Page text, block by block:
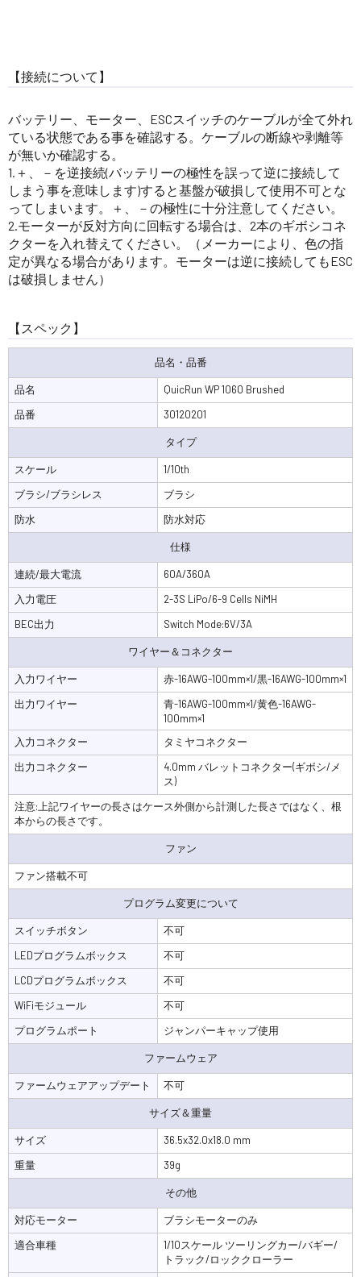
【接続について】
バッテリー、モーター、ESCスイッチのケーブルが全て外れ
ている状態である事を確認する。ケーブルの断線や剥離等
が無いか確認する。
1.＋、－を逆接続(バッテリーの極性を誤って逆に接続して
しまう事を意味します)すると基盤が破損して使用不可とな
ってしまいます。＋、－の極性に十分注意してください。
2.モーターが反対方向に回転する場合は、2本のギボシコネ
クターを入れ替えてください。（メーカーにより、色の指
定が異なる場合があります。モーターは逆に接続してもESC
は破損しません）
【スペック】
品名・品番
品名
QuicRun WP 1060 Brushed
品番
30120201
タイプ
スケール
1/10th
ブラシ/ブラシレス
ブラシ
防水
防水対応
仕様
連続/最大電流
60A/360A
入力電圧
2-3S LiPo/6-9 Cells NiMH
BEC出力
Switch Mode:6V/3A
ワイヤー＆コネクター
入力ワイヤー
赤-16AWG-100mm×1/黒-16AWG-100mm×1
出力ワイヤー
青-16AWG-100mm×1/黄色-16AWG-
100mm×1
入力コネクター
タミヤコネクター
出力コネクター
4.0mm バレットコネクター(ギボシ/メ
ス)
注意:上記ワイヤーの長さはケース外側から計測した長さではなく、根
本からの長さです。
ファン
ファン搭載不可
プログラム変更について
スイッチボタン
不可
LEDプログラムボックス
不可
LCDプログラムボックス
不可
WiFiモジュール
不可
プログラムポート
ジャンパーキャップ使用
ファームウェア
ファームウェアアップデート 不可
サイズ＆重量
サイズ
36.5x32.0x18.0 mm
重量
39g
その他
対応モーター
ブラシモーターのみ
適合車種
1/10スケール ツーリングカー/バギー/
トラック/ロッククローラー